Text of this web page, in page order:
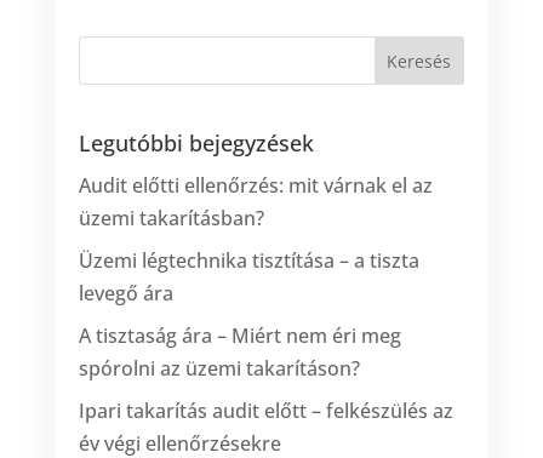
Legutóbbi bejegyzések
Audit előtti ellenőrzés: mit várnak el az
üzemi takarításban?
Üzemi légtechnika tisztítása – a tiszta
levegő ára
A tisztaság ára – Miért nem éri meg
spórolni az üzemi takarításon?
Ipari takarítás audit előtt – felkészülés az
év végi ellenőrzésekre